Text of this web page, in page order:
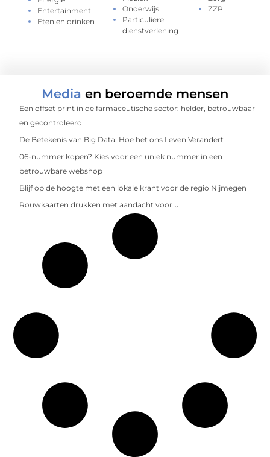
Entertainment
Eten en drinken
Onderwijs
Particuliere
dienstverlening
ZZP
Media en beroemde mensen
Een offset print in de farmaceutische sector: helder, betrouwbaar
en gecontroleerd
De Betekenis van Big Data: Hoe het ons Leven Verandert
06-nummer kopen? Kies voor een uniek nummer in een
betrouwbare webshop
Blijf op de hoogte met een lokale krant voor de regio Nijmegen
Rouwkaarten drukken met aandacht voor u